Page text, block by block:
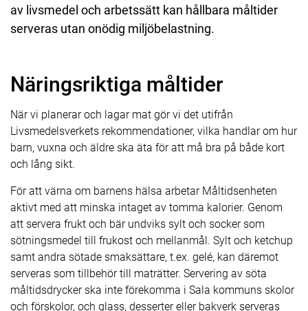
av livsmedel och arbetssätt kan hållbara måltider
serveras utan onödig miljöbelastning.
Näringsriktiga måltider
När vi planerar och lagar mat gör vi det utifrån
Livsmedelsverkets rekommendationer, vilka handlar om hur
barn, vuxna och äldre ska äta för att må bra på både kort
och lång sikt.
För att värna om barnens hälsa arbetar Måltidsenheten
aktivt med att minska intaget av tomma kalorier. Genom
att servera frukt och bär undviks sylt och socker som
sötningsmedel till frukost och mellanmål. Sylt och ketchup
samt andra sötade smaksättare, t.ex. gelé, kan däremot
serveras som tillbehör till maträtter. Servering av söta
måltidsdrycker ska inte förekomma i Sala kommuns skolor
och förskolor, och glass, desserter eller bakverk serveras